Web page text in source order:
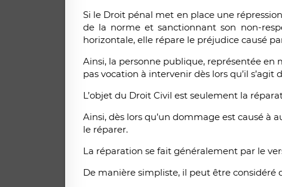
Si le Droit pénal met en place une
de la norme et sanctionnant son non-
horizontale, elle répare le préjudice causé
Ainsi, la personne publique, représentée en
pas vocation à intervenir dès lors qu’il
L’objet du Droit Civil est seulement la
Ainsi, dès lors qu’un dommage est causé à
le réparer.
La réparation se fait généralement par le
De manière simpliste, il peut être considéré